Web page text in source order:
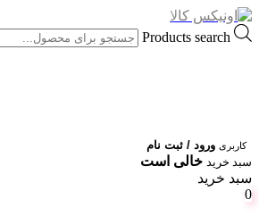
Products search
کاربری ورود / ثبت نام
سبد خرید خالی است
سبد خرید
0